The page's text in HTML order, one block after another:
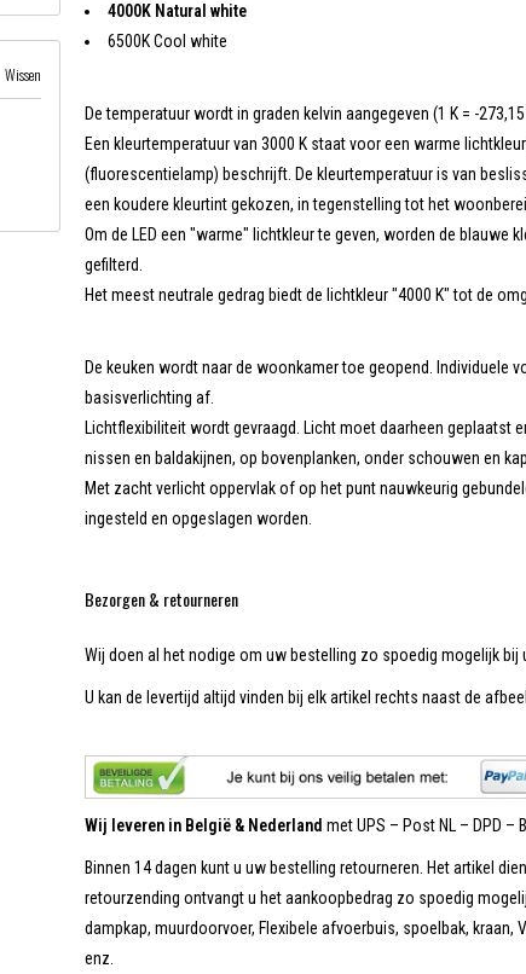
4000K Natural white
6500K Cool white
De temperatuur wordt in graden kelvin aangegeven (1 K = -273,15
Een kleurtemperatuur van 3000 K staat voor een warme
(fluorescentielamp) beschrijft. De kleurtemperatuur is van
een koudere kleurtint gekozen, in tegenstelling tot het
Om de LED een "warme" lichtkleur te geven, worden de
gefilterd.
Het meest neutrale gedrag biedt de lichtkleur "4000 K" tot de
De keuken wordt naar de woonkamer toe geopend. Individuele
basisverlichting af.
Lichtflexibiliteit wordt gevraagd. Licht moet daarheen geplaatst
nissen en baldakijnen, op bovenplanken, onder schouwen en
Met zacht verlicht oppervlak of op het punt nauwkeurig
ingesteld en opgeslagen worden.
Bezorgen & retourneren
Wij doen al het nodige om uw bestelling zo spoedig mogelijk bij
U kan de levertijd altijd vinden bij elk artikel rechts naast de
Wij leveren in België & Nederland met UPS – Post NL – DPD –
Binnen 14 dagen kunt u uw bestelling retourneren. Het artikel
retourzending ontvangt u het aankoopbedrag zo spoedig
dampkap, muurdoorvoer, Flexibele afvoerbuis, spoelbak,
enz.
Wissen